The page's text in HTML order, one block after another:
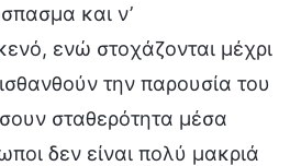
και ν’
ενώ στοχάζονται μέχρι
την παρουσία του
σταθερότητα μέσα
δεν είναι πολύ μακριά